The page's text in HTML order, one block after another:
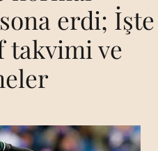
erdi; İşte
takvimi ve